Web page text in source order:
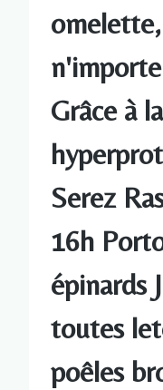
Grâce à
Serez
16h
épinards
toutes
poêles